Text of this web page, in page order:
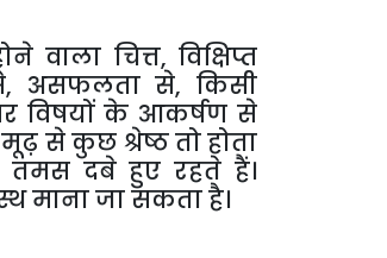
वाला चित्त, विक्षिप्त
, असफलता से,किसी
विषयों के आकर्षण से
मूढ़ सेकुछ श्रेष्ठतोहोता
तमस दबे हुए रहते हैं।
मानाजासकताहै।